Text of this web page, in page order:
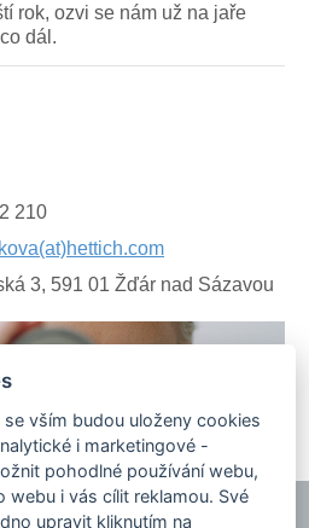
rok, ozvi se nám už na jaře
dál.
210
3, 591 01 Žďár nad Sázavou
se vším budou uloženy cookies
i marketingové -
pohodlné používání webu,
webu i vás cílit reklamou. Své
upravit kliknutím na